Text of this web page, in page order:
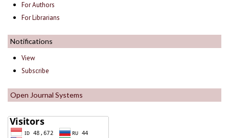
For Authors
For Librarians
Notifications
View
Subscribe
Open Journal Systems